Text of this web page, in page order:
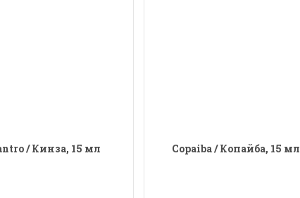
/ Кинза, 15 мл Copaiba / Копайба, 15 мл